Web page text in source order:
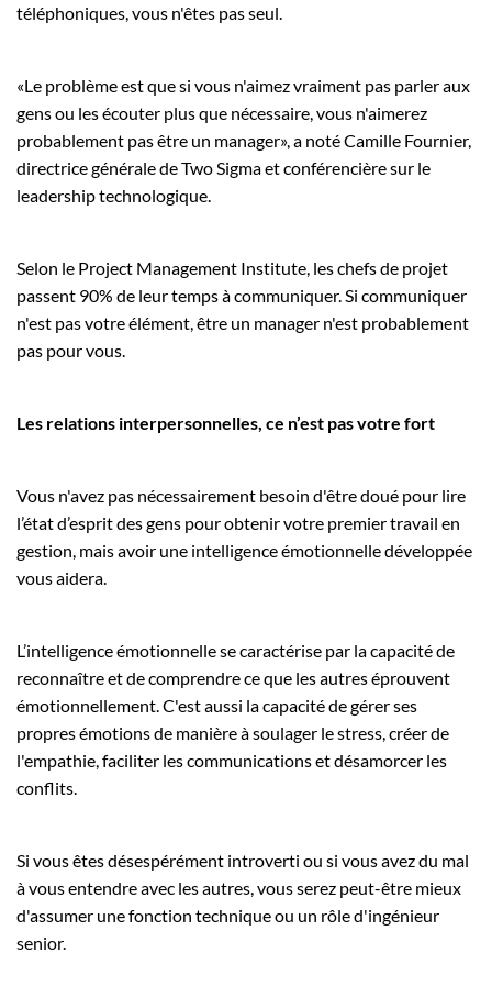
téléphoniques, vous n'êtes pas seul.
«Le problème est que si vous n'aimez vraiment pas parler aux
gens ou les écouter plus que nécessaire, vous n'aimerez
probablement pas être un manager», a noté Camille Fournier,
directrice générale de Two Sigma et conférencière sur le
leadership technologique.
Selon le Project Management Institute, les chefs de projet
passent 90% de leur temps à communiquer. Si communiquer
n'est pas votre élément, être un manager n'est probablement
pas pour vous.
Les relations interpersonnelles, ce n’est pas votre fort
Vous n'avez pas nécessairement besoin d'être doué pour lire
l’état d’esprit des gens pour obtenir votre premier travail en
gestion, mais avoir une intelligence émotionnelle développée
vous aidera.
L’intelligence émotionnelle se caractérise par la capacité de
reconnaître et de comprendre ce que les autres éprouvent
émotionnellement. C'est aussi la capacité de gérer ses
propres émotions de manière à soulager le stress, créer de
l'empathie, faciliter les communications et désamorcer les
conflits.
Si vous êtes désespérément introverti ou si vous avez du mal
à vous entendre avec les autres, vous serez peut-être mieux
d'assumer une fonction technique ou un rôle d'ingénieur
senior.